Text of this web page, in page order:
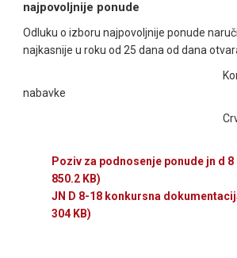
najpovoljnije ponude
Odluku o izboru najpovoljnije ponude
najkasnije u roku od 25 dana od dana
Komisija za
nabavke
Crvenog krsta
Poziv za podnosenje ponude jn d 8
850.2 KB)
JN D 8-18 konkursna
304 KB)